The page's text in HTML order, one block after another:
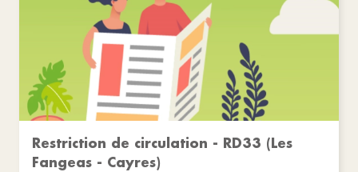
Restriction de circulation - RD33 (Les
Fangeas - Cayres)